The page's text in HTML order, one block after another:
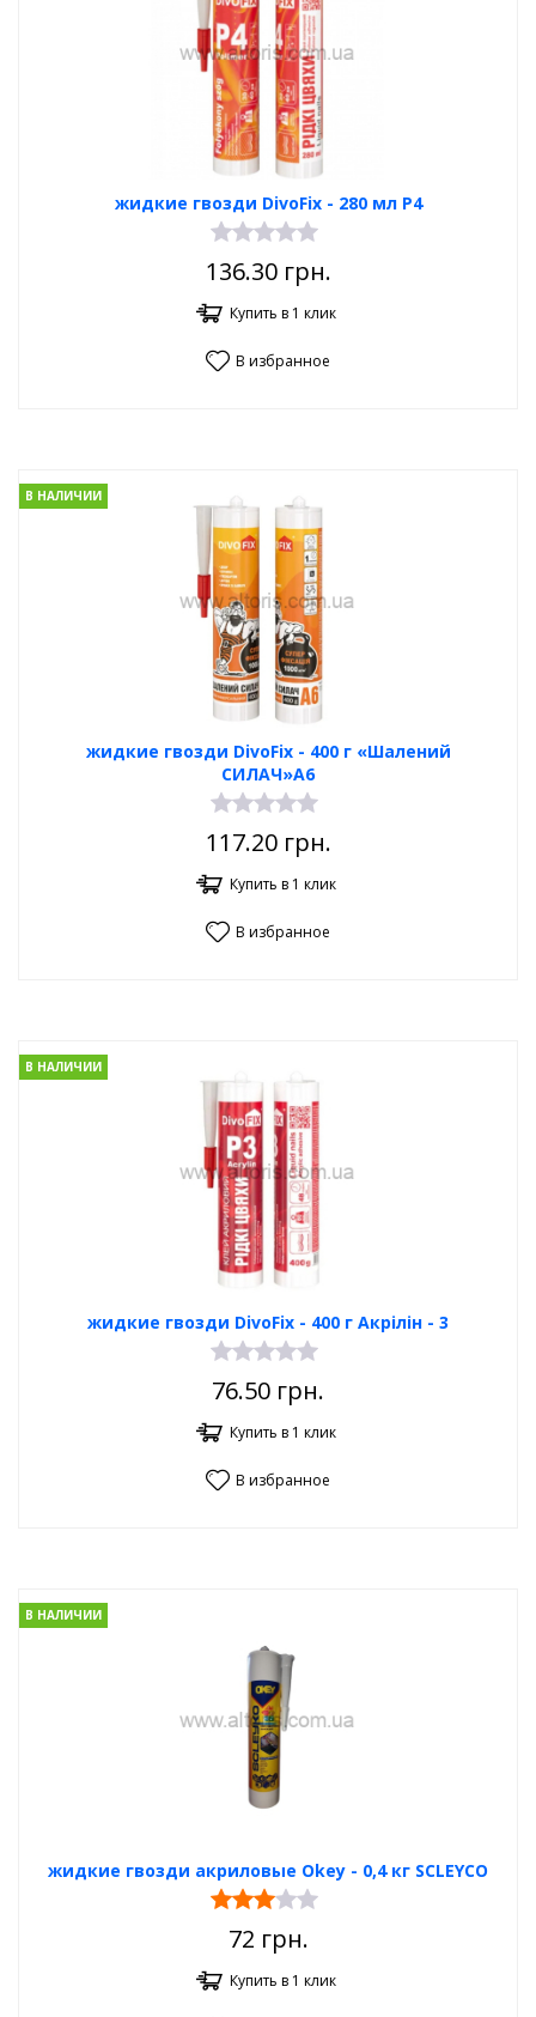
жидкие гвозди DivoFix - 280 мл Р4
136.30грн.
Купить в 1 клик
В избранное
жидкие гвозди DivoFix - 400 г «Шалений
СИЛАЧ»А6
В НАЛИЧИИ
117.20грн.
Купить в 1 клик
В избранное
жидкие гвозди DivoFix - 400 г Aкрілін - 3
В НАЛИЧИИ
76.50 грн.
Купить в 1 клик
В избранное
жидкие гвозди акриловые Okey - 0,4 кг SCLEYCO
В НАЛИЧИИ
72 грн.
Купить в 1 клик